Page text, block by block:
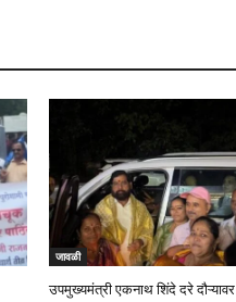
जावळी
उपमुख्यमंत्री एकनाथ शिंदे दरे दौऱ्यावर